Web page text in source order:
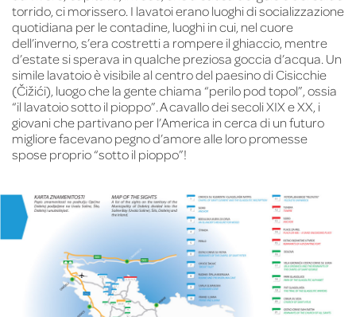
torrido, ci morissero. I lavatoi erano luoghi di socializzazione
quotidiana per le contadine, luoghi in cui, nel cuore
dell’inverno, s’era costretti a rompere il ghiaccio, mentre
d’estate si sperava in qualche preziosa goccia d’acqua. Un
simile lavatoio è visibile al centro del paesino di Cisicchie
(Čižići), luogo che la gente chiama “perilo pod topol”, ossia
“il lavatoio sotto il pioppo”. A cavallo dei secoli XIX e XX, i
giovani che partivano per l’America in cerca di un futuro
migliore facevano pegno d’amore alle loro promesse
spose proprio “sotto il pioppo”!